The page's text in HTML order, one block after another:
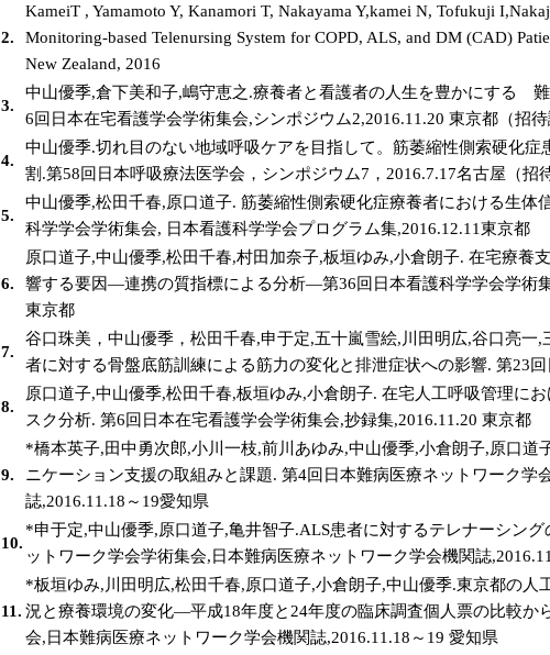
2.
KameiT , Yamamoto Y, Kanamori T, Nakayama Y,kamei N, Tofukuji
Monitoring-based Telenursing System for COPD, ALS, and DM (CAD)
New Zealand, 2016
3.
中山優季,倉下美和子,嶋守恵之.療養者と看護者の人生を豊かにする
6回日本在宅看護学会学術集会,シンポジウム2,2016.11.20 東京都（招待
4.
中山優季.切れ目のない地域呼吸ケアを目指して。筋萎縮性側索硬化
割.第58回日本呼吸療法医学会，シンポジウム7，2016.7.17名古屋（招
5.
中山優季,松田千春,原口道子. 筋萎縮性側索硬化症療養者における生体
科学学会学術集会, 日本看護科学学会プログラム集,2016.12.11東京都
6.
原口道子,中山優季,松田千春,村田加奈子,板垣ゆみ,小倉朗子. 在宅療養
響する要因―連携の質指標による分析―第36回日本看護科学学会学術
東京都
7.
谷口珠美，中山優季，松田千春,申于定,五十嵐雪絵,川田明広,谷口亮一
者に対する骨盤底筋訓練による筋力の変化と排泄症状への影響. 第23
8.
原口道子,中山優季,松田千春,板垣ゆみ,小倉朗子. 在宅人工呼吸管理に
スク分析. 第6回日本在宅看護学会学術集会,抄録集,2016.11.20 東京都
9.
*橋本英子,田中勇次郎,小川一枝,前川あゆみ,中山優季,小倉朗子,原口道
ニケーション支援の取組みと課題. 第4回日本難病医療ネットワーク学
誌,2016.11.18～19愛知県
10.
*申于定,中山優季,原口道子,亀井智子.ALS患者に対するテレナーシン
ットワーク学会学術集会,日本難病医療ネットワーク学会機関誌
11.
*板垣ゆみ,川田明広,松田千春,原口道子,小倉朗子,中山優季.東京都の人
況と療養環境の変化―平成18年度と24年度の臨床調査個人票の比較
会,日本難病医療ネットワーク学会機関誌,2016.11.18～19 愛知県